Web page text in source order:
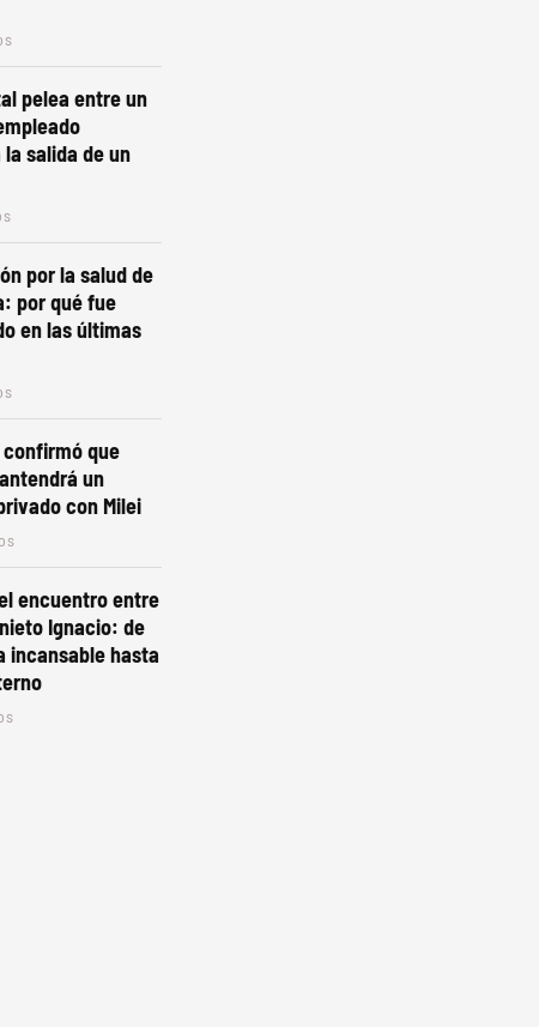
pelea entre un
salida de un
por la salud de
por qué fue
en las últimas
confirmó que
un
con Milei
encuentro entre
Ignacio: de
incansable hasta